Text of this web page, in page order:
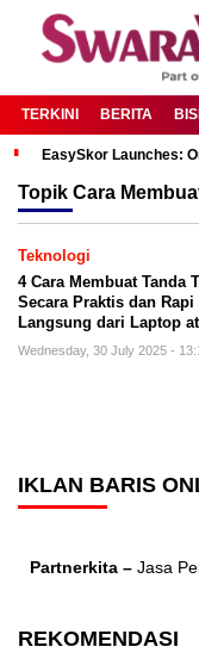
TERKINI BERITA
EasySkor Launches:
Topik Cara
Teknologi
4 Cara Membuat Tanda
Secara Praktis dan Rapi
Langsung dari Laptop
Wednesday, 30 July 2025 -
IKLAN BARIS
Partnerkita – Jasa
REKOMENDASI